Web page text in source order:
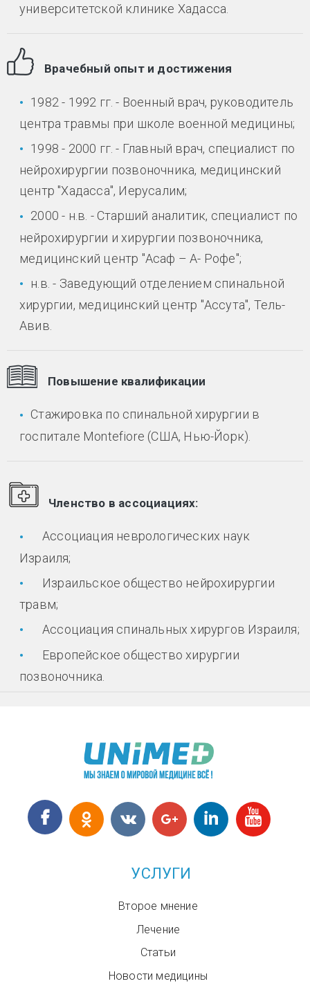
университетской клинике Хадасса.
Врачебный опыт и достижения
1982 - 1992 гг. - Военный врач, руководитель
центра травмы при школе военной медицины;
1998 - 2000 гг. - Главный врач, специалист по
нейрохирургии позвоночника, медицинский
центр "Хадасса", Иерусалим;
2000 - н.в. - Старший аналитик, специалист по
нейрохирургии и хирургии позвоночника,
медицинский центр "Асаф – А- Рофе";
н.в. - Заведующий отделением спинальной
хирургии, медицинский центр "Ассута", Тель-
Авив.
Повышение квалификации
Стажировка по спинальной хирургии в
госпитале Montefiore (США, Нью-Йорк).
Членство в ассоциациях:
Ассоциация неврологических наук
Израиля;
Израильское общество нейрохирургии
травм;
Ассоциация спинальных хирургов Израиля;
Европейское общество хирургии
позвоночника.
УСЛУГИ
Второе мнение
Лечение
Статьи
Новости медицины